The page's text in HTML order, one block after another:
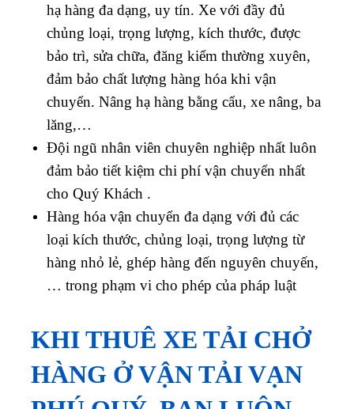
hạ hàng đa dạng, uy tín. Xe với đầy đủ
chủng loại, trọng lượng, kích thước, được
bảo trì, sửa chữa, đăng kiểm thường xuyên,
đảm bảo chất lượng hàng hóa khi vận
chuyển. Nâng hạ hàng bằng cẩu, xe nâng, ba
lăng,…
Đội ngũ nhân viên chuyên nghiệp nhất luôn
đảm bảo tiết kiệm chi phí vận chuyển nhất
cho Quý Khách .
Hàng hóa vận chuyển đa dạng với đủ các
loại kích thước, chủng loại, trọng lượng từ
hàng nhỏ lẻ, ghép hàng đến nguyên chuyến,
… trong phạm vi cho phép của pháp luật
KHI THUÊ XE TẢI CHỞ
HÀNG Ở VẬN TẢI VẠN